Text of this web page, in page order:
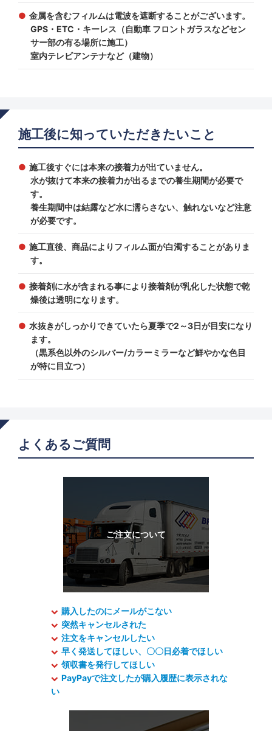
金属を含むフィルムは電波を遮断することがございます。
GPS・ETC・キーレス（自動車 フロントガラスなどセン
サー部の有る場所に施工）
室内テレビアンテナなど（建物）
施工後に知っていただきたいこと
施工後すぐには本来の接着力が出ていません。
水が抜けて本来の接着力が出るまでの養生期間が必要で
す。
養生期間中は結露など水に濡らさない、触れないなど注意
が必要です。
施工直後、商品によりフィルム面が白濁することがありま
す。
接着剤に水が含まれる事により接着剤が乳化した状態で乾
燥後は透明になります。
水抜きがしっかりできていたら夏季で2～3日が目安になり
ます。
（黒系色以外のシルバー/カラーミラーなど鮮やかな色目
が特に目立つ）
よくあるご質問
購入したのにメールがこない
突然キャンセルされた
注文をキャンセルしたい
早く発送してほしい、〇〇日必着でほしい
領収書を発行してほしい
PayPayで注文したが購入履歴に表示されな
い